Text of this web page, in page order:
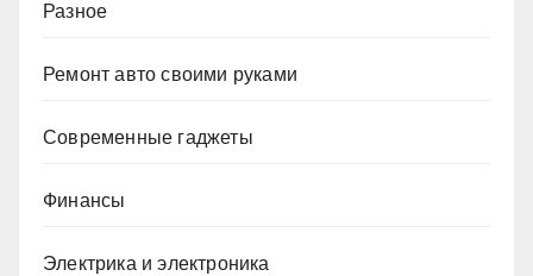
Разное
Ремонт авто своими руками
Современные гаджеты
Финансы
Электрика и электроника